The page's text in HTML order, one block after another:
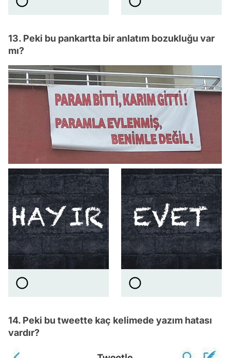
13. Peki bu pankartta bir anlatım bozukluğu var
mı?
14. Peki bu tweette kaç kelimede yazım hatası
vardır?